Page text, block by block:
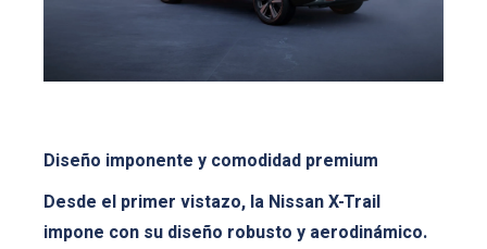
Diseño imponente y comodidad premium
Desde el primer vistazo, la Nissan X-Trail
impone con su diseño robusto y aerodinámico.